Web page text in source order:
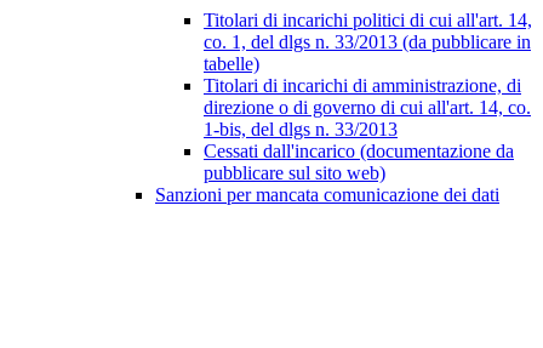
Titolari di incarichi politici di cui all'art. 14,
co. 1, del dlgs n. 33/2013 (da pubblicare in
tabelle)
Titolari di incarichi di amministrazione, di
direzione o di governo di cui all'art. 14, co.
1-bis, del dlgs n. 33/2013
Cessati dall'incarico (documentazione da
pubblicare sul sito web)
Sanzioni per mancata comunicazione dei dati